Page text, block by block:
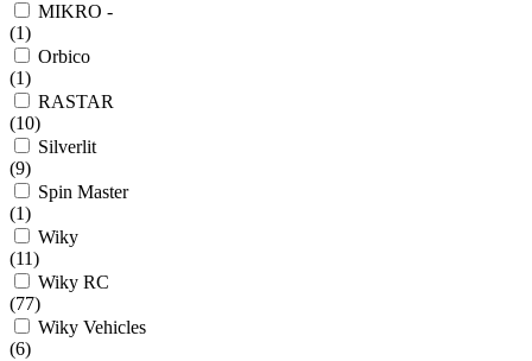
MIKRO -
(1)
Orbico
(1)
RASTAR
(10)
Silverlit
(9)
Spin Master
(1)
Wiky
(11)
Wiky RC
(77)
Wiky Vehicles
(6)